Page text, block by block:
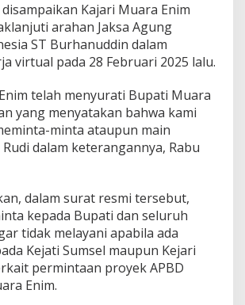
a
T
i
d
M
a
i
n
y
e
k
Kajari Muara Enim
arahan Jaksa Agung
ST Burhanuddin dalam
virtual pada 28 Februari 2025 lalu.
telah menyurati Bupati Muara
yang menyatakan bahwa kami
minta ataupun main
dalam keterangannya, Rabu
dalam surat resmi tersebut,
kepada Bupati dan seluruh
tidak melayani apabila ada
Kejati Sumsel maupun Kejari
permintaan proyek APBD
Enim.